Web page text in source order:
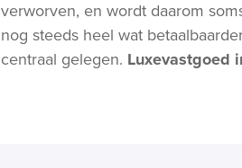
verworven, en wordt daarom
nog steeds heel wat
centraal gelegen. Luxevastgoed